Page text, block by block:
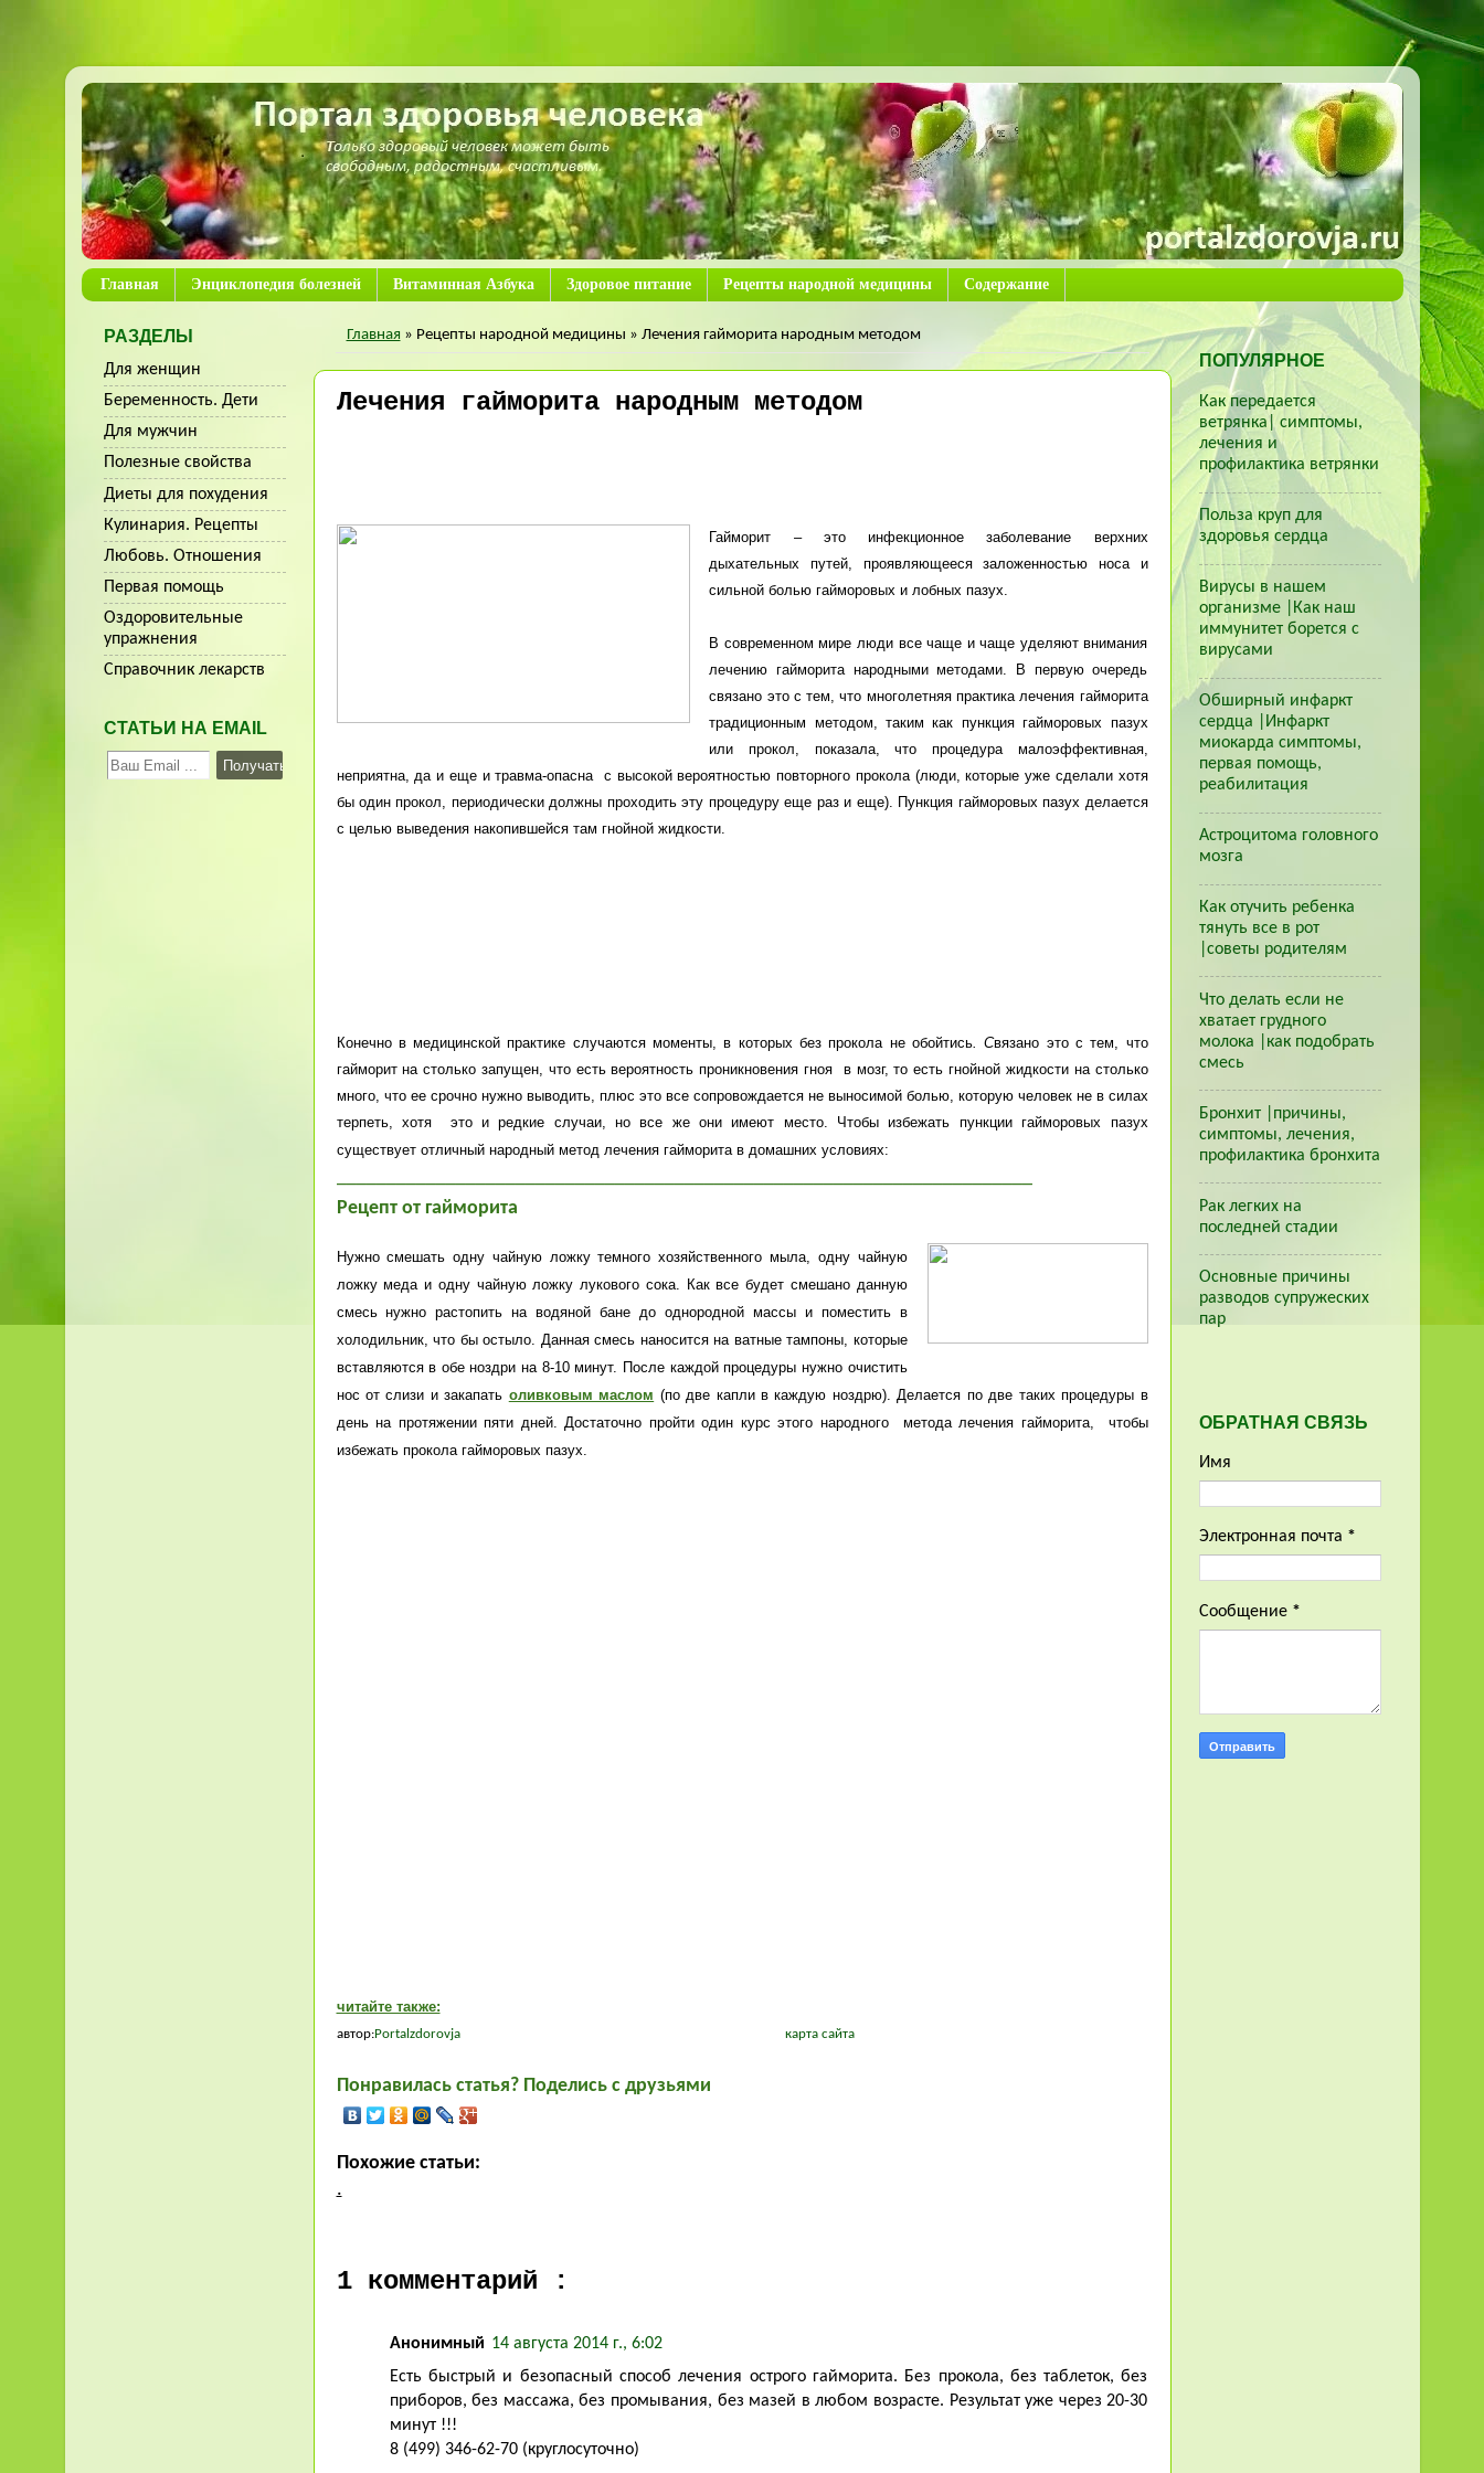
Главная Энциклопедия болезней Витаминная Азбука Здоровое питание Рецепты народной медицины Содержание
Главная » Рецепты народной медицины » Лечения гайморита народным методом
Лечения гайморита народным методом
Гайморит – это инфекционное заболевание
верхних
дыхательных путей, проявляющееся заложенностью носа и
сильной болью гайморовых и лобных пазух.
В современном мире люди все чаще и чаще уделяют внимания
лечению гайморита народными методами. В первую очередь
связано это с тем, что многолетняя практика лечения гайморита
традиционным методом, таким как пункция гайморовых пазух
или прокол, показала, что процедура малоэффективная,
неприятна, да и еще и травма-опасна с высокой вероятностью повторного прокола (люди, которые уже сделали хотя
бы один прокол, периодически должны проходить эту процедуру еще раз и еще). Пункция гайморовых пазух делается
с целью выведения накопившейся там гнойной жидкости.
Конечно в медицинской практике случаются моменты, в которых без прокола не обойтись. Связано это с тем, что
гайморит на столько запущен, что есть вероятность проникновения гноя в мозг, то есть гнойной жидкости на столько
много, что ее срочно нужно выводить, плюс это все сопровождается не выносимой болью, которую человек не в силах
терпеть, хотя это и редкие случаи, но все же они имеют место. Чтобы избежать пункции гайморовых пазух
существует отличный народный метод лечения гайморита в домашних условиях:
Рецепт от гайморита
Нужно смешать одну чайную ложку темного хозяйственного мыла, одну чайную
ложку меда и одну чайную ложку лукового сока. Как все будет смешано данную
смесь нужно растопить на водяной бане до однородной массы и поместить в
холодильник, что бы остыло. Данная смесь наносится на ватные тампоны, которые
вставляются в обе ноздри на 8-10 минут. После каждой процедуры нужно очистить
нос от слизи и закапать оливковым маслом (по две капли в каждую ноздрю). Делается по две таких процедуры в
день на протяжении пяти дней. Достаточно пройти один курс этого народного метода лечения гайморита, чтобы
избежать прокола гайморовых пазух.
читайте также:
автор:Portalzdorovja карта сайта
Понравилась статья? Поделись с друзьями
Похожие статьи:
.
1 комментарий :
Анонимный 14 августа 2014 г., 6:02
Есть быстрый и безопасный способ лечения острого гайморита. Без прокола, без таблеток, без
приборов, без массажа, без промывания, без мазей в любом возрасте. Результат уже через 20-30
минут !!!
8 (499) 346-62-70 (круглосуточно)
РАЗДЕЛЫ
Для женщин
Беременность. Дети
Для мужчин
Полезные свойства
Диеты для похудения
Кулинария. Рецепты
Любовь. Отношения
Первая помощь
Оздоровительные
упражнения
Справочник лекарств
СТАТЬИ НА EMAIL
ПОПУЛЯРНОЕ
Как передается
ветрянка| симптомы,
лечения и
профилактика ветрянки
Польза круп для
здоровья сердца
Вирусы в нашем
организме |Как наш
иммунитет борется с
вирусами
Обширный инфаркт
сердца |Инфаркт
миокарда симптомы,
первая помощь,
реабилитация
Астроцитома головного
мозга
Как отучить ребенка
тянуть все в рот
|cоветы родителям
Что делать если не
хватает грудного
молока |как подобрать
смесь
Бронхит |причины,
симптомы, лечения,
профилактика бронхита
Рак легких на
последней стадии
Основные причины
разводов супружеских
пар
ОБРАТНАЯ СВЯЗЬ
Имя
Электронная почта *
Сообщение *